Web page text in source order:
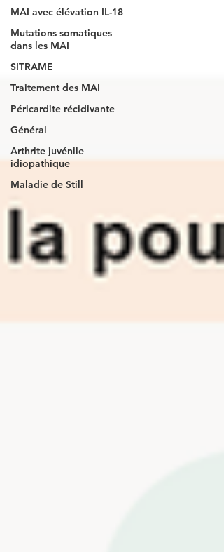
MAI avec élévation IL-18
Mutations somatiques
dans les MAI
SITRAME
Traitement des MAI
Péricardite récidivante
Général
Arthrite juvénile
idiopathique
Maladie de Still